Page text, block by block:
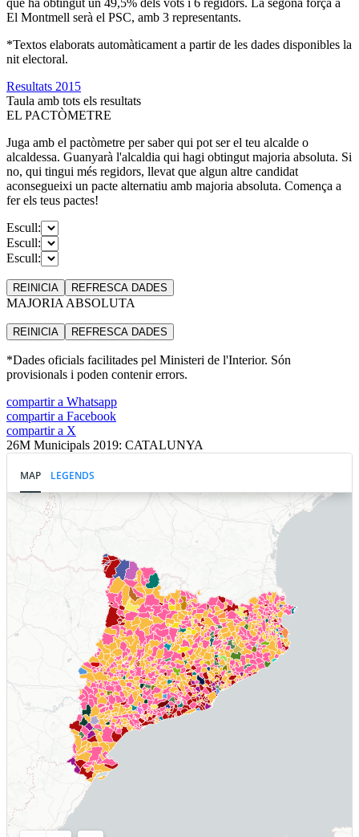
El Montmell serà el PSC, amb 3 representants.
*Textos elaborats automàticament a partir de les dades disponibles la
nit electoral.
Resultats 2015
Taula amb tots els resultats
EL PACTÒMETRE
Juga amb el pactòmetre per saber qui pot ser el teu alcalde o
alcaldessa. Guanyarà l'alcaldia qui hagi obtingut majoria absoluta. Si
no, qui tingui més regidors, llevat que algun altre candidat
aconsegueixi un pacte alternatiu amb majoria absoluta. Comença a
fer els teus pactes!
Escull:
Escull:
Escull:
REINICIA REFRESCA DADES
MAJORIA ABSOLUTA
REINICIA REFRESCA DADES
*Dades oficials facilitades pel Ministeri de l'Interior. Són
provisionals i poden contenir errors.
compartir a Whatsapp
compartir a Facebook
compartir a X
26M Municipals 2019: CATALUNYA